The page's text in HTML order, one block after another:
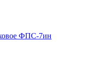
ФПС-7ин